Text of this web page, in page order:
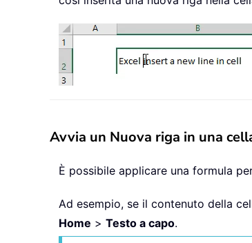
Avvia un Nuova riga in una
È possibile applicare una formula
Ad esempio, se il contenuto della
Home > Testo a capo.